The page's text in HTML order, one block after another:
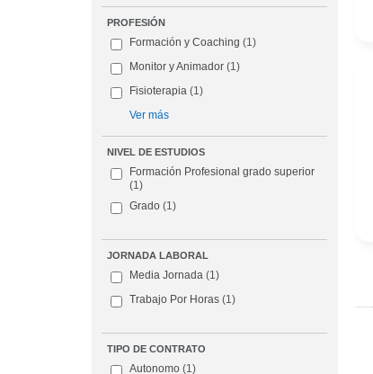
PROFESIÓN
Formación y Coaching (1)
Monitor y Animador (1)
Fisioterapia (1)
Ver más
NIVEL DE ESTUDIOS
Formación Profesional grado superior
(1)
Grado (1)
JORNADA LABORAL
Media Jornada (1)
Trabajo Por Horas (1)
TIPO DE CONTRATO
Autonomo (1)